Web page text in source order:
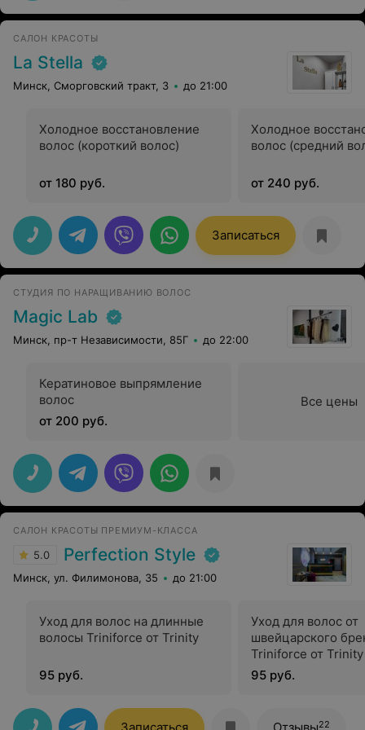
САЛОН КРАСОТЫ
La Stella
Минск, Сморговский тракт, 3 до 21:00
Холодное восстановление
волос (короткий волос)
от 180 руб.
Холодное
волос (средний
от 240 руб.
Записаться
СТУДИЯ ПО НАРАЩИВАНИЮ ВОЛОС
Magic Lab
Минск, пр-т Независимости, 85Г до 22:00
Кератиновое выпрямление
волос
от 200 руб.
Все цены
САЛОН КРАСОТЫ ПРЕМИУМ-КЛАССА
5.0 Perfection Style
Минск, ул. Филимонова, 35 до 21:00
Уход для волос на длинные
волосы Triniforce от Trinity
95 руб.
Уход для волос от
швейцарского
Triniforce от Trinity
95 руб.
22